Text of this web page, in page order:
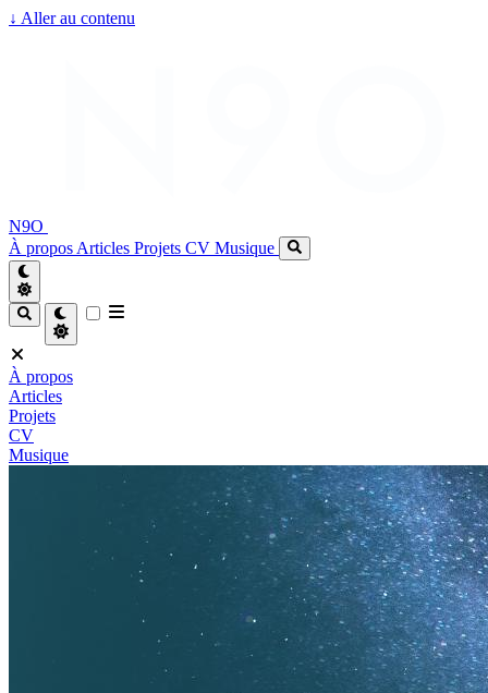
↓ Aller au contenu
N9O
À propos Articles Projets CV Musique
À propos
Articles
Projets
CV
Musique